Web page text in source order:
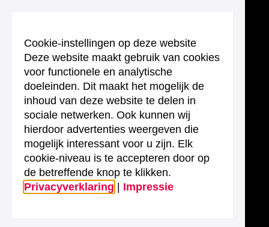
Cookie-instellingen op deze website
Deze website maakt gebruik van cookies
voor functionele en analytische
doeleinden. Dit maakt het mogelijk de
inhoud van deze website te delen in
sociale netwerken. Ook kunnen wij
hierdoor advertenties weergeven die
mogelijk interessant voor u zijn. Elk
cookie-niveau is te accepteren door op
de betreffende knop te klikken.
Privacyverklaring
Impressie